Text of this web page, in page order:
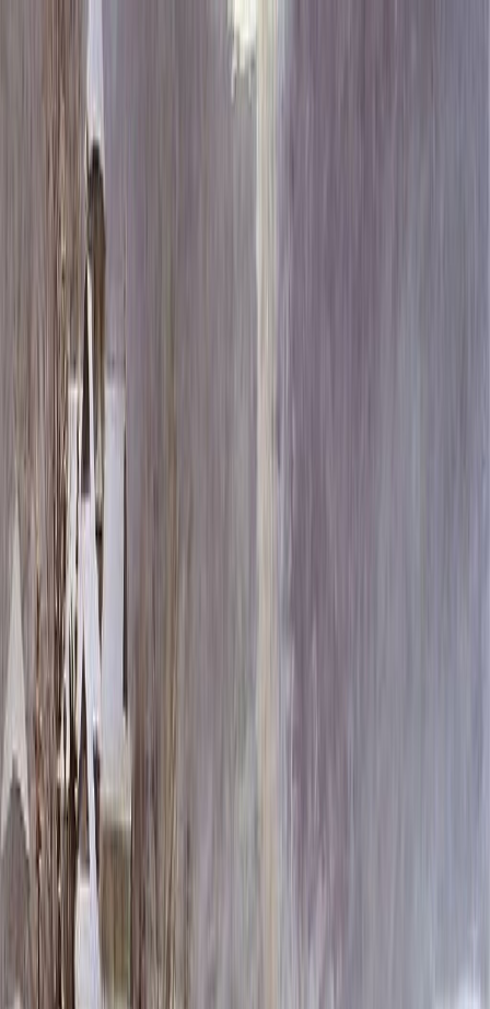
+7 (926) 211 90 79
Обратный звонок
₽
Оплата
Услуги
Контакты
Скидка 5.00% на Надгробные плиты
Скидка 5.00% на Надгробные плиты
Комплекс на могилу ММ9047
Главная / Мемориальные комплексы
ММ9047
Итого:1 518 825
Быстрый заказ
Комплекс на могилу ММ9047
1 518 825 ₽
Выбор атрибутов
Установка комплекса
Установка комплекса
Без установки
Усиленная